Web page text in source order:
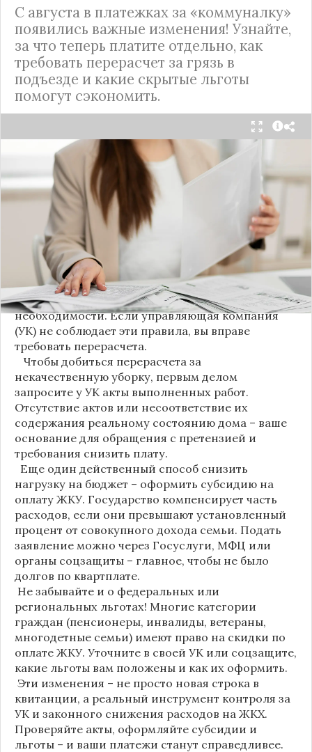
С августа в платежках за «коммуналку»
появились важные изменения! Узнайте,
за что теперь платите отдельно, как
требовать перерасчет за грязь в
подъезде и какие скрытые льготы
помогут сэкономить.
С 1 августа в квитанциях за жилищно-
коммунальные услуги введено важное
новшество. Как поясняет автор канала "ВЗО
ProДеньги", теперь уборка мест общего
пользования (МОП) выделена в отдельную
строку. Это дает жильцам четкое понимание, за
что именно они платят.
Новые нормы строго регламентируют частоту
уборки: мытье полов и лестниц должно
проводиться несколько раз в неделю, удаление
пыли – еженедельно, а уборка снега – по мере
необходимости. Если управляющая компания
(УК) не соблюдает эти правила, вы вправе
требовать перерасчета.
Чтобы добиться перерасчета за
некачественную уборку, первым делом
запросите у УК акты выполненных работ.
Отсутствие актов или несоответствие их
содержания реальному состоянию дома – ваше
основание для обращения с претензией и
требования снизить плату.
Еще один действенный способ снизить
нагрузку на бюджет – оформить субсидию на
оплату ЖКУ. Государство компенсирует часть
расходов, если они превышают установленный
процент от совокупного дохода семьи. Подать
заявление можно через Госуслуги, МФЦ или
органы соцзащиты – главное, чтобы не было
долгов по квартплате.
Не забывайте и о федеральных или
региональных льготах! Многие категории
граждан (пенсионеры, инвалиды, ветераны,
многодетные семьи) имеют право на скидки по
оплате ЖКУ. Уточните в своей УК или соцзащите,
какие льготы вам положены и как их оформить.
Эти изменения – не просто новая строка в
квитанции, а реальный инструмент контроля за
УК и законного снижения расходов на ЖКХ.
Проверяйте акты, оформляйте субсидии и
льготы – и ваши платежи станут справедливее.